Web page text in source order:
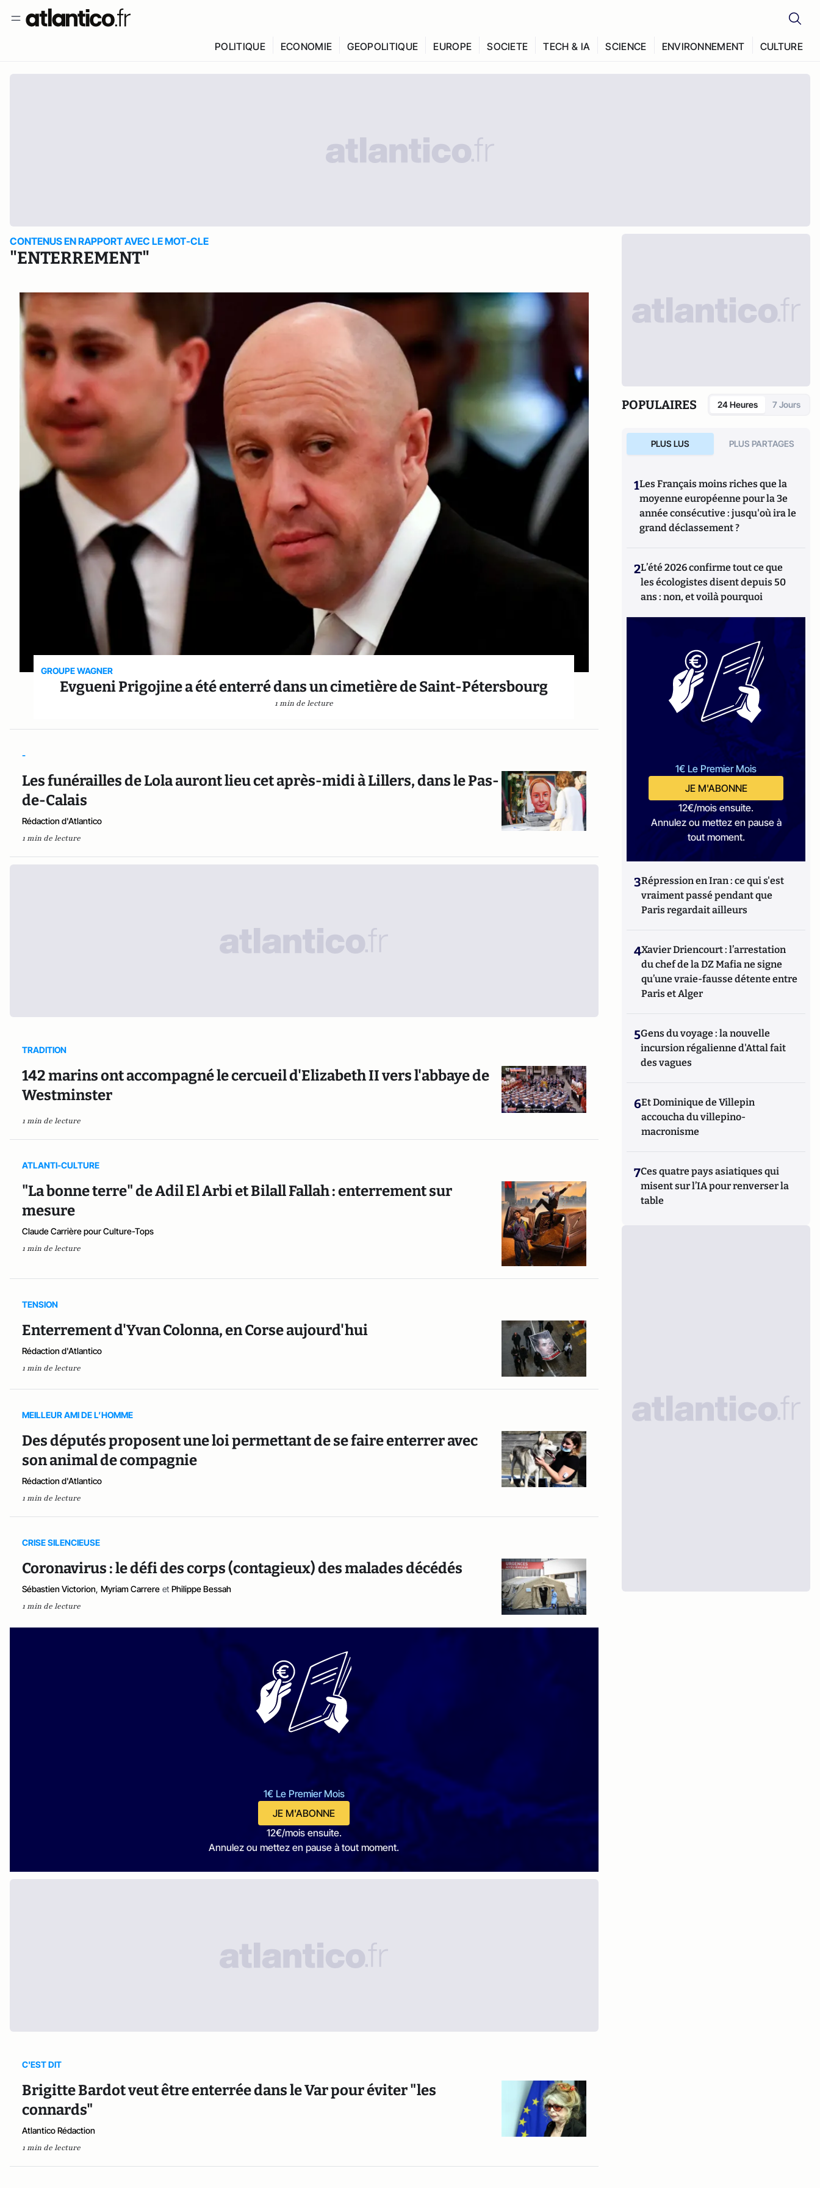
POLITIQUE ECONOMIE GEOPOLITIQUE EUROPE SOCIETE TECH & IA SCIENCE ENVIRONNEMENT CULTURE
CONTENUS EN RAPPORT AVEC LE MOT-CLE
"ENTERREMENT"
GROUPE WAGNER
Evgueni Prigojine a été enterré dans un cimetière de Saint-Pétersbourg
1 min de lecture
-
Les funérailles de Lola auront lieu cet après-midi à Lillers, dans le Pas-
de-Calais
Rédaction d'Atlantico
1 min de lecture
TRADITION
142 marins ont accompagné le cercueil d'Elizabeth II vers l'abbaye de
Westminster
1 min de lecture
ATLANTI-CULTURE
"La bonne terre" de Adil El Arbi et Bilall Fallah : enterrement sur
mesure
Claude Carrière pour Culture-Tops
1 min de lecture
TENSION
Enterrement d'Yvan Colonna, en Corse aujourd'hui
Rédaction d'Atlantico
1 min de lecture
MEILLEUR AMI DE L’HOMME
Des députés proposent une loi permettant de se faire enterrer avec
son animal de compagnie
Rédaction d'Atlantico
1 min de lecture
CRISE SILENCIEUSE
Coronavirus : le défi des corps (contagieux) des malades décédés
Sébastien Victorion, Myriam Carrere et Philippe Bessah
1 min de lecture
1€ Le Premier Mois
JE M'ABONNE
12€/mois ensuite.
Annulez ou mettez en pause à tout moment.
C'EST DIT
Brigitte Bardot veut être enterrée dans le Var pour éviter "les
connards"
Atlantico Rédaction
1 min de lecture
POPULAIRES 24 Heures 7 Jours
PLUS LUS PLUS PARTAGES
1Les Français moins riches que la
moyenne européenne pour la 3e
année consécutive : jusqu'où ira le
grand déclassement ?
2L’été 2026 confirme tout ce que
les écologistes disent depuis 50
ans : non, et voilà pourquoi
1€ Le Premier Mois
JE M'ABONNE
12€/mois ensuite.
Annulez ou mettez en pause à
tout moment.
3Répression en Iran : ce qui s'est
vraiment passé pendant que
Paris regardait ailleurs
4Xavier Driencourt : l’arrestation
du chef de la DZ Mafia ne signe
qu’une vraie-fausse détente entre
Paris et Alger
5Gens du voyage : la nouvelle
incursion régalienne d'Attal fait
des vagues
6Et Dominique de Villepin
accoucha du villepino-
macronisme
7Ces quatre pays asiatiques qui
misent sur l’IA pour renverser la
table